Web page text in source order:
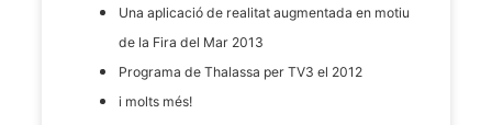
Una aplicació de realitat augmentada en motiu
de la Fira del Mar 2013
Programa de Thalassa per TV3 el 2012
i molts més!